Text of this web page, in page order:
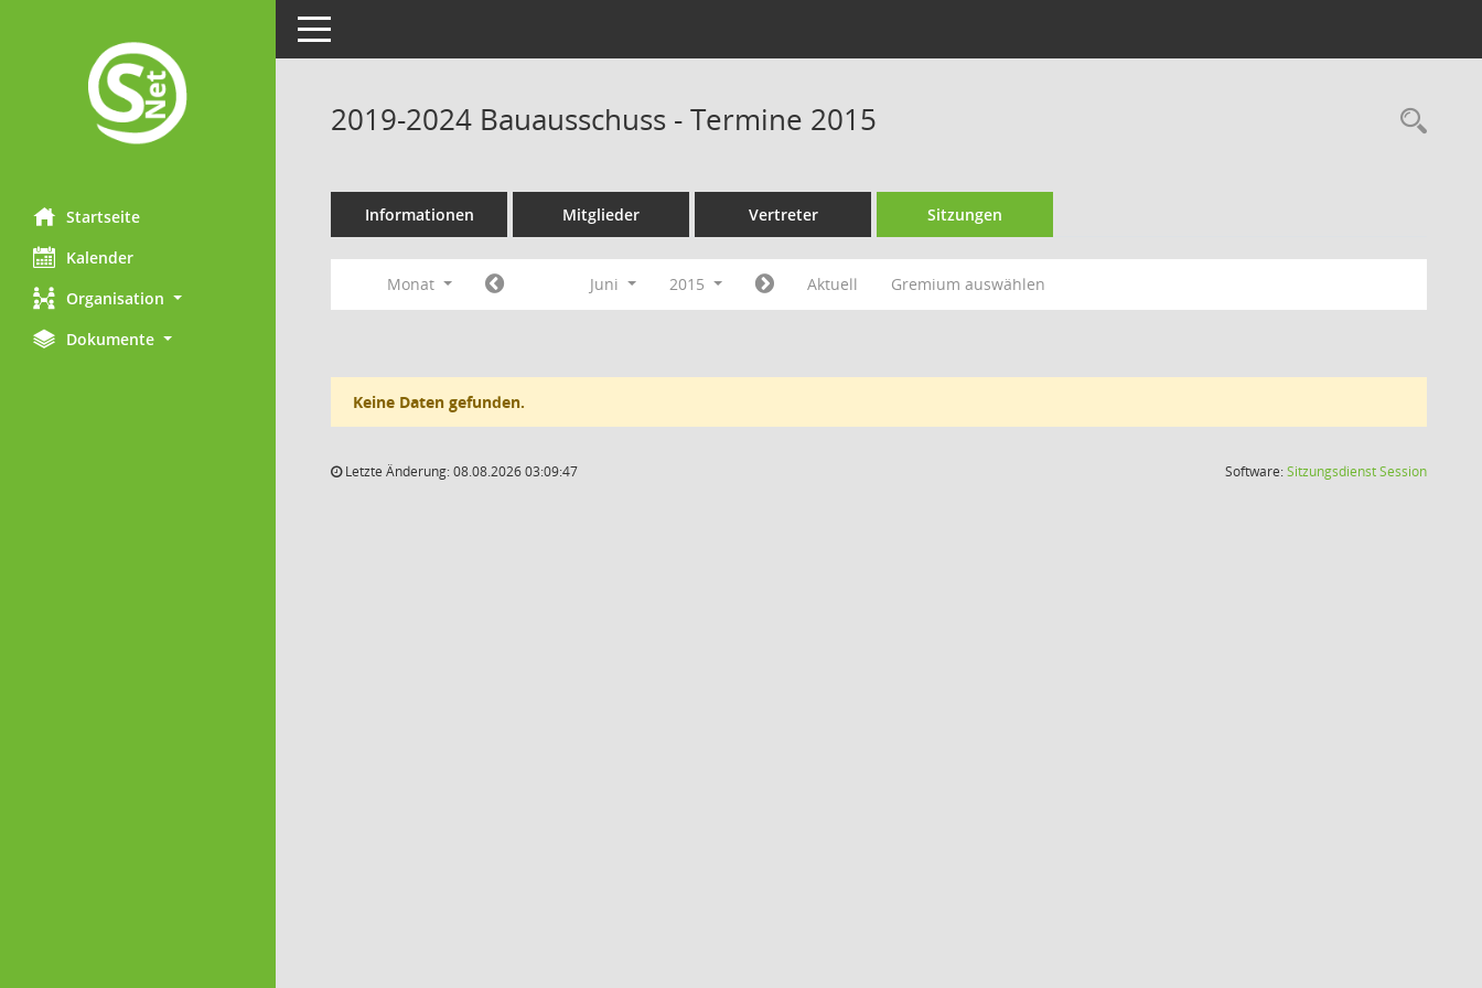
Startseite
Kalender
Organisation
Dokumente
Toggle navigation
2019-2024 Bauausschuss - Termine 2015
Informationen Mitglieder Vertreter Sitzungen
Monat Juni 2015 Aktuell Gremium auswählen
Keine Daten gefunden.
Letzte Änderung: 08.08.2026 03:09:47 Software:SitzungsdienstSession(Wird in